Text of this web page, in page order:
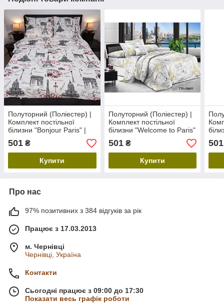
Полуторний (Поліестер) |
Комплект постільної
білизни "Bonjour Paris" |
Простирадло 150х220 см
501 ₴
Купити
Полуторний (Поліестер) |
Комплект постільної
білизни "Welcome to Paris"
| Простирадло 150х220 см
501₴
Купити
501
Про нас
97% позитивних з 384 відгуків за рік
Працює з 17.03.2013
м. Чернівці
Чернівці, Україна
Контакти
Сьогодні працює з 09:00 до 17:30
Показати весь графік роботи